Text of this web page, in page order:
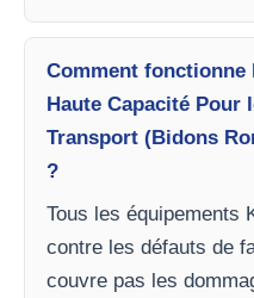
Comment fonctionne
Haute Capacité Pour
Transport (Bidons
?
Tous les équipements
contre les défauts de
couvre pas les